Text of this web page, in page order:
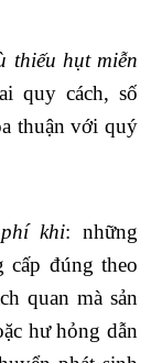
thiếu hụt miễn
quy cách, số
thuận với quý
phí khi: những
cấp đúng theo
quan mà sản
hư hỏng dẫn